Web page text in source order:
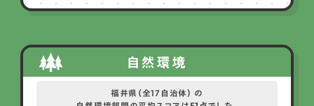
自然環境
福井県（全17自治体） の